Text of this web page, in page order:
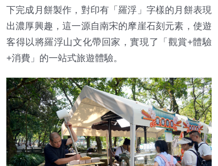
下完成月餅製作，對印有「羅浮」字樣的月餅表現
出濃厚興趣，這一源自南宋的摩崖石刻元素，使遊
客得以將羅浮山文化帶回家，實現了「觀賞+體驗
+消費」的一站式旅遊體驗。